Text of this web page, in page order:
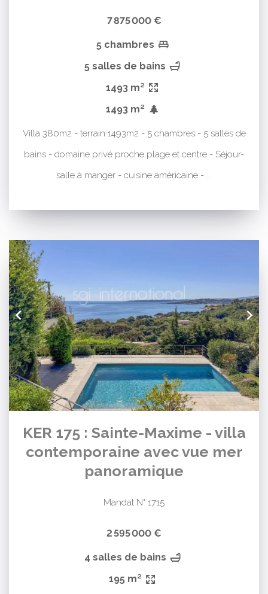
7 875 000 €
5 chambres
5 salles de bains
1493 m²
1493 m²
Villa 380m2 - terrain 1493m2 - 5 chambres - 5 salles de
bains - domaine privé proche plage et centre - Séjour-
salle à manger - cuisine américaine - ...
KER 175 : Sainte-Maxime - villa
contemporaine avec vue mer
panoramique
Mandat N° 1715
2 595 000 €
4 salles de bains
195 m²